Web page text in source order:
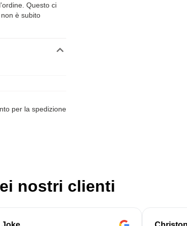
Questo ci
è subito
per la spedizione
nostri clienti